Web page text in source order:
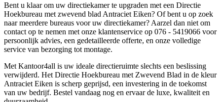
Bent u klaar om uw directiekamer te upgraden met een Directie
Hoekbureau met zwevend blad Antraciet Eiken? Of bent u op zoek
naar meerdere bureaus voor uw directiekamer? Aarzel dan niet om
contact op te nemen met onze klantenservice op 076 - 5419066 voor
persoonlijk advies, een gedetailleerde offerte, en onze volledige
service van bezorging tot montage.
Met Kantoor4all is uw ideale directieruimte slechts een beslissing
verwijderd. Het Directie Hoekbureau met Zwevend Blad in de kleur
Antraciet Eiken is scherp geprijsd, een investering in de toekomst
van uw bedrijf. Bestel vandaag nog en ervaar de luxe, kwaliteit en